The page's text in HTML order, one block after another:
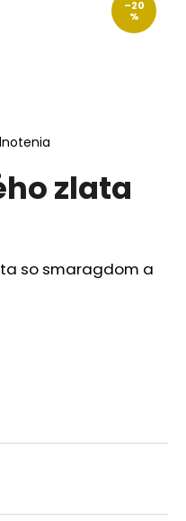
zlata
so smaragdom a
–20
%